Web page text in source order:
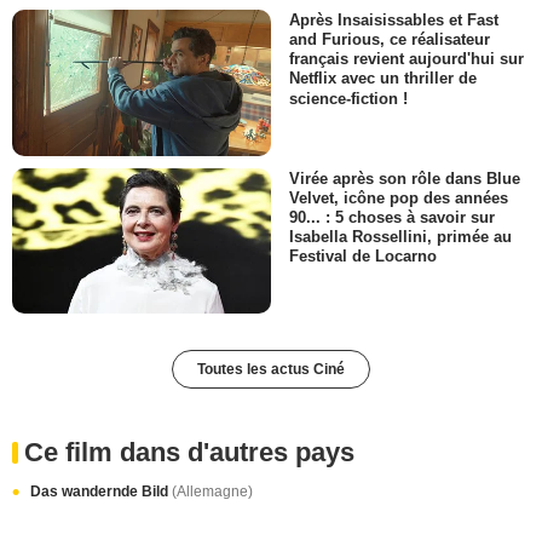
Après Insaisissables et Fast
and Furious, ce réalisateur
français revient aujourd'hui sur
Netflix avec un thriller de
science-fiction !
Virée après son rôle dans Blue
Velvet, icône pop des années
90... : 5 choses à savoir sur
Isabella Rossellini, primée au
Festival de Locarno
Toutes les actus Ciné
Ce film dans d'autres pays
Das wandernde Bild (Allemagne)